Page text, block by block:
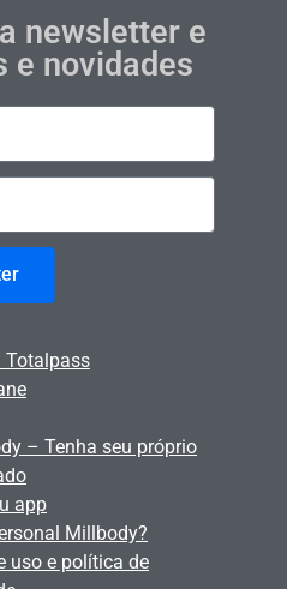
newsletter e
e novidades
Totalpass
– Tenha seu próprio
app
Millbody?
uso e política de